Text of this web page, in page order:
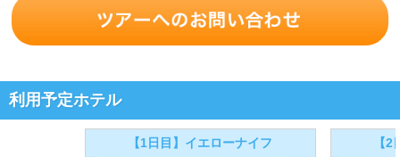
利用予定ホテル
【1日目】イエローナイフ 【